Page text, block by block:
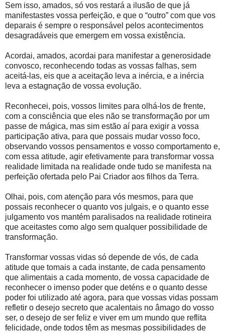
Sem isso, amados, só vos restará a ilusão de que já
manifestastes vossa perfeição, e que o “outro” com que vos
deparais é sempre o responsável pelos acontecimentos
desagradáveis que emergem em vossa existência.
Acordai, amados, acordai para manifestar a generosidade
convosco, reconhecendo todas as vossas falhas, sem
aceitá-las, eis que a aceitação leva a inércia, e a inércia
leva a estagnação de vossa evolução.
Reconhecei, pois, vossos limites para olhá-los de frente,
com a consciência que eles não se transformação por um
passe de mágica, mas sim estão aí para exigir a vossa
participação ativa, para que possais mudar vosso foco,
observando vossos pensamentos e vosso comportamento e,
com essa atitude, agir efetivamente para transformar vossa
realidade limitada na realidade onde tudo se manifesta na
perfeição ofertada pelo Pai Criador aos filhos da Terra.
Olhai, pois, com atenção para vós mesmos, para que
possais reconhecer o quanto vos julgais, e o quanto esse
julgamento vos mantém paralisados na realidade rotineira
que aceitastes como algo sem qualquer possibilidade de
transformação.
Transformar vossas vidas só depende de vós, de cada
atitude que tomais a cada instante, de cada pensamento
que alimentais a cada momento, de vossa capacidade de
reconhecer o imenso poder que deténs e o quanto desse
poder foi utilizado até agora, para que vossas vidas possam
refletir o desejo secreto que acalentais no âmago do vosso
ser, o desejo de ser feliz e viver em um mundo que reflita
felicidade, onde todos têm as mesmas possibilidades de